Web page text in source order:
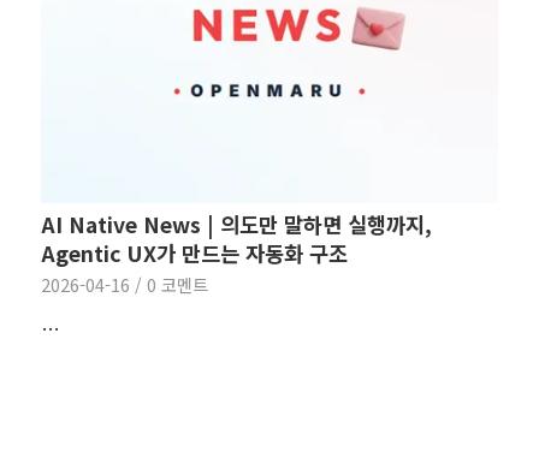
AI Native News | 의도만 말하면 실행까지,
Agentic UX가 만드는 자동화 구조
2026-04-16 / 0 코멘트
…